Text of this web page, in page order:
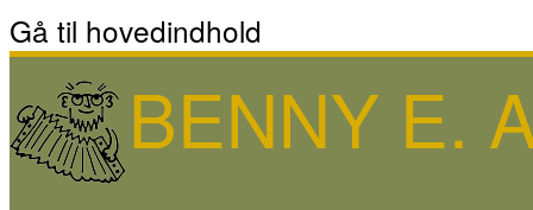
Gå til hovedindhold
BENNY E.